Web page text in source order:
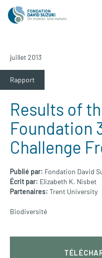
juillet 2013
Rapport
Results of
Foundation
Challenge
Publié par: Fondation David
Écrit par: Elizabeth K. Nisbet
Partenaires: Trent University
Biodiversité